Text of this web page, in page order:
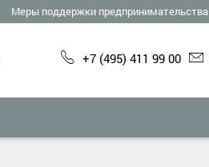
Меры поддержки предпринимательства
+7 (495) 411 99 00